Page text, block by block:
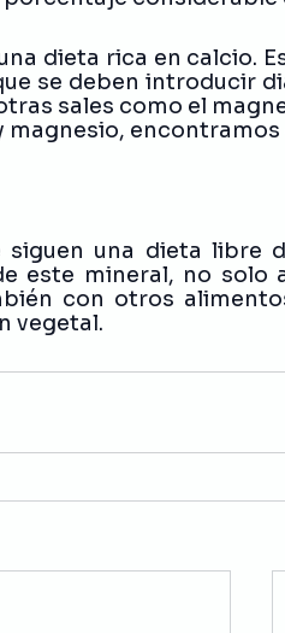
dieta rica en calcio.
se deben introducir
sales como el
magnesio,
siguen una dieta libre
este mineral, no solo
con otros
vegetal.